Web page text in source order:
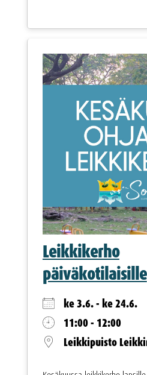
Leikkikerho
päiväkotilaisille
ke 3.6. - ke 24.6.
11:00 - 12:00
Leikkipuisto